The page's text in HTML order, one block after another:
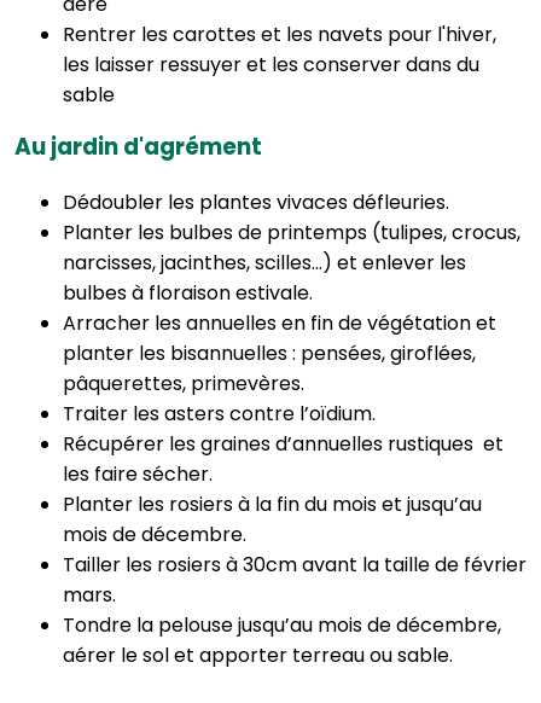
Rentrer les carottes et les navets pour l'hiver,
les laisser ressuyer et les conserver dans du
sable
Au jardin d'agrément
Dédoubler les plantes vivaces défleuries.
Planter les bulbes de printemps (tulipes, crocus,
narcisses, jacinthes, scilles...) et enlever les
bulbes à floraison estivale.
Arracher les annuelles en fin de végétation et
planter les bisannuelles : pensées, giroflées,
pâquerettes, primevères.
Traiter les asters contre l’oïdium.
Récupérer les graines d’annuelles rustiques et
les faire sécher.
Planter les rosiers à la fin du mois et jusqu’au
mois de décembre.
Tailler les rosiers à 30cm avant la taille de février
mars.
Tondre la pelouse jusqu’au mois de décembre,
aérer le sol et apporter terreau ou sable.